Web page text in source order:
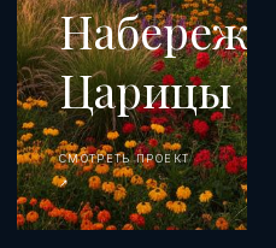
Царицы
СМОТРЕТЬ ПРОЕКТ
↗